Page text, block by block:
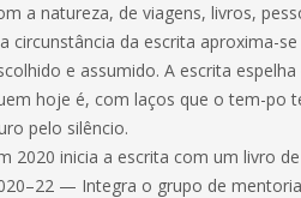
a natureza, de viagens, livros,
circunstância da escrita aproxima-
e assumido. A escrita
hoje é, com laços que o tem-po
pelo silêncio.
2020 inicia a escrita com um livro
— Integra o grupo de